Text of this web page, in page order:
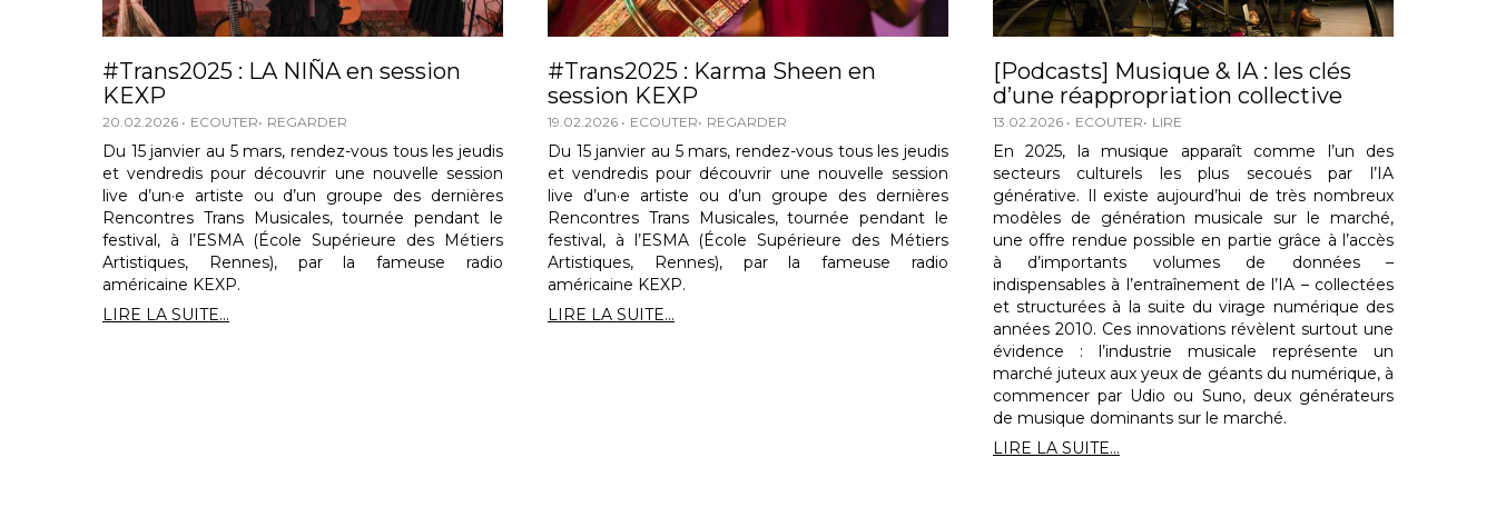
#Trans2025 : LA NIÑA en session
KEXP
20.02.2026 ECOUTER REGARDER
Du 15 janvier au 5 mars, rendez-vous tous les jeudis
et vendredis pour découvrir une nouvelle session
live d’un·e artiste ou d’un groupe des dernières
Rencontres Trans Musicales, tournée pendant le
festival, à l’ESMA (École Supérieure des Métiers
Artistiques, Rennes), par la fameuse radio
américaine KEXP.
LIRE LA SUITE...
#Trans2025 : Karma Sheen en
session KEXP
19.02.2026 ECOUTER REGARDER
Du 15 janvier au 5 mars, rendez-vous tous les jeudis
et vendredis pour découvrir une nouvelle session
live d’un·e artiste ou d’un groupe des dernières
Rencontres Trans Musicales, tournée pendant le
festival, à l’ESMA (École Supérieure des Métiers
Artistiques, Rennes), par la fameuse radio
américaine KEXP.
LIRE LA SUITE...
[Podcasts] Musique & IA : les clés
d’une réappropriation collective
13.02.2026 ECOUTER LIRE
En 2025, la musique apparaît comme l’un des
secteurs culturels les plus secoués par l’IA
générative. Il existe aujourd’hui de très nombreux
modèles de génération musicale sur le marché,
une offre rendue possible en partie grâce à l’accès
à d’importants volumes de données –
indispensables à l’entraînement de l’IA – collectées
et structurées à la suite du virage numérique des
années 2010. Ces innovations révèlent surtout une
évidence : l’industrie musicale représente un
marché juteux aux yeux de géants du numérique, à
commencer par Udio ou Suno, deux générateurs
de musique dominants sur le marché.
LIRE LA SUITE...